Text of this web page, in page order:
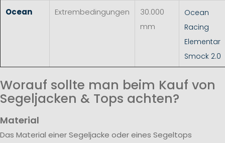
Ocean Extrembedingungen
30.000
mm
Ocean
Racing
Elementar
Smock 2.0
Worauf sollte man beim Kauf von
Segeljacken & Tops achten?
Material
Das Material einer Segeljacke oder eines Segeltops